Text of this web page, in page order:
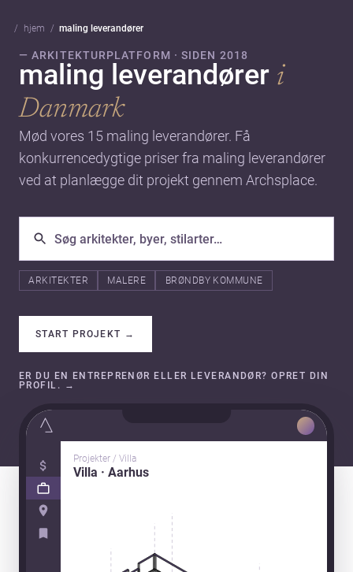
hjem maling leverandører
— ARKITEKTURPLATFORM · SIDEN 2018
maling leverandører i
Danmark
Mød vores 15 maling leverandører. Få
konkurrencedygtige priser fra maling leverandører
ved at planlægge dit projekt gennem Archsplace.
ARKITEKTER MALERE BRØNDBY KOMMUNE
START PROJEKT →
ER DU EN ENTREPRENØR ELLER LEVERANDØR? OPRET DIN
PROFIL.
→
Projekter / Villa
Villa · Aarhus